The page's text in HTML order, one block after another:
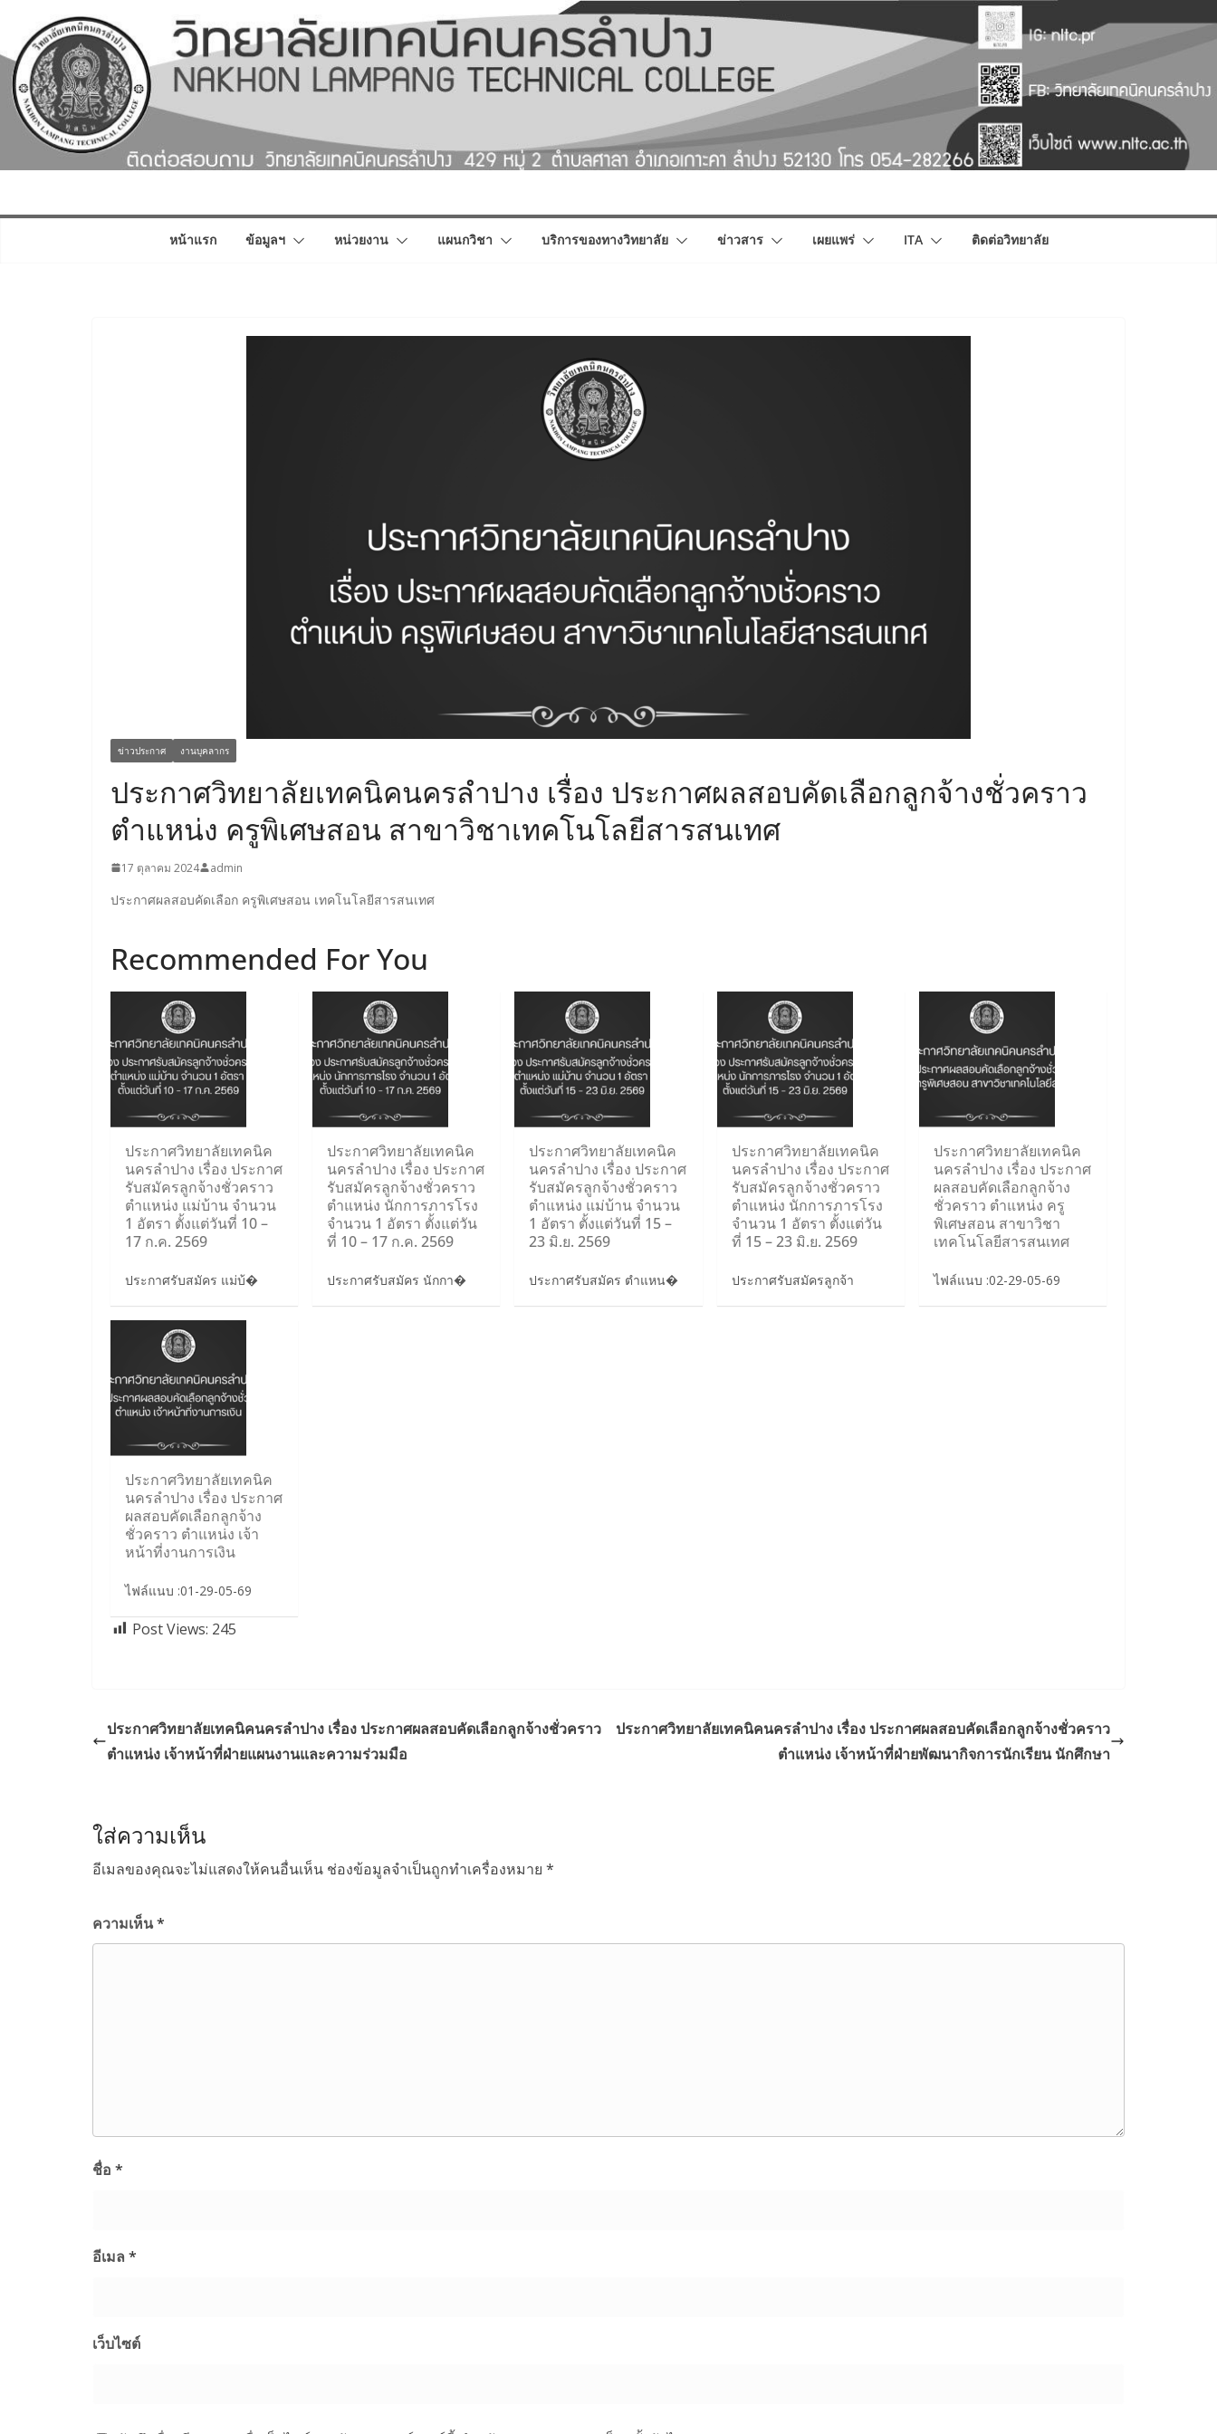
content
หน้าแรก ข้อมูลฯ หน่วยงาน แผนกวิชา บริการของทางวิทยาลัย ข่าวสาร เผยแพร่ ITA ติดต่อวิทยาลัย
ข่าวประกาศ งานบุคลากร
ประกาศวิทยาลัยเทคนิคนครลำปาง เรื่อง ประกาศผลสอบคัดเลือกลูกจ้างชั่วคราว
ตำแหน่ง ครูพิเศษสอน สาขาวิชาเทคโนโลยีสารสนเทศ
17 ตุลาคม 2024 admin
ประกาศผลสอบคัดเลือก ครูพิเศษสอน เทคโนโลยีสารสนเทศ
Recommended For You
ประกาศวิทยาลัยเทคนิค
นครลำปาง เรื่อง ประกาศ
รับสมัครลูกจ้างชั่วคราว
ตำแหน่ง แม่บ้าน จำนวน
1 อัตรา ตั้งแต่วันที่ 10 –
17 ก.ค. 2569
ประกาศรับสมัคร แม่บ้�
ประกาศวิทยาลัยเทคนิค
นครลำปาง เรื่อง ประกาศ
รับสมัครลูกจ้างชั่วคราว
ตำแหน่ง นักการภารโรง
จำนวน 1 อัตรา ตั้งแต่วัน
ที่ 10 – 17 ก.ค. 2569
ประกาศรับสมัคร นักกา�
ประกาศวิทยาลัยเทคนิค
นครลำปาง เรื่อง ประกาศ
รับสมัครลูกจ้างชั่วคราว
ตำแหน่ง แม่บ้าน จำนวน
1 อัตรา ตั้งแต่วันที่ 15 –
23 มิ.ย. 2569
ประกาศรับสมัคร ตำแหน�
ประกาศวิทยาลัยเทคนิค
นครลำปาง เรื่อง ประกาศ
รับสมัครลูกจ้างชั่วคราว
ตำแหน่ง นักการภารโรง
จำนวน 1 อัตรา ตั้งแต่วัน
ที่ 15 – 23 มิ.ย. 2569
ประกาศรับสมัครลูกจ้า
ประกาศวิทยาลัยเทคนิค
นครลำปาง เรื่อง ประกาศ
ผลสอบคัดเลือกลูกจ้าง
ชั่วคราว ตำแหน่ง ครู
พิเศษสอน สาขาวิชา
เทคโนโลยีสารสนเทศ
ไฟล์แนบ :02-29-05-69
ประกาศวิทยาลัยเทคนิค
นครลำปาง เรื่อง ประกาศ
ผลสอบคัดเลือกลูกจ้าง
ชั่วคราว ตำแหน่ง เจ้า
หน้าที่งานการเงิน
ไฟล์แนบ :01-29-05-69
Post Views: 245
ประกาศวิทยาลัยเทคนิคนครลำปาง เรื่อง ประกาศผลสอบคัดเลือกลูกจ้างชั่วคราว
ตำแหน่ง เจ้าหน้าที่ฝ่ายแผนงานและความร่วมมือ
ประกาศวิทยาลัยเทคนิคนครลำปาง เรื่อง ประกาศผลสอบคัดเลือกลูกจ้างชั่วคราว
ตำแหน่ง เจ้าหน้าที่ฝ่ายพัฒนากิจการนักเรียน นักศึกษา
ใส่ความเห็น
อีเมลของคุณจะไม่แสดงให้คนอื่นเห็น ช่องข้อมูลจำเป็นถูกทำเครื่องหมาย *
ความเห็น*
ชื่อ *
อีเมล *
เว็บไซต์